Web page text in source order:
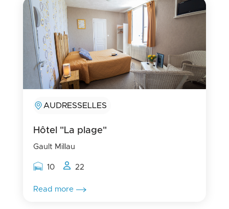
AUDRESSELLES
Hôtel "La plage"
Gault Millau
Rooms capacity
10 People capacity
22
Read more